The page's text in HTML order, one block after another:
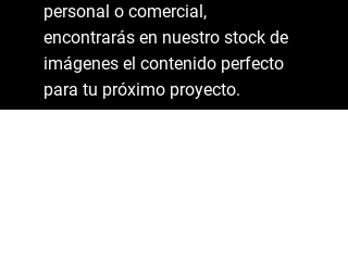
personal o comercial,
encontrarás en nuestro stock de
imágenes el contenido perfecto
para tu próximo proyecto.